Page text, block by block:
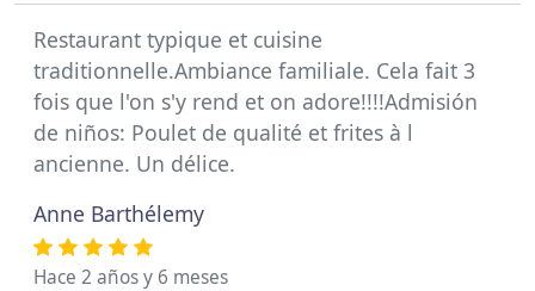
Restaurant typique et cuisine
traditionnelle.Ambiance familiale. Cela fait 3
fois que l'on s'y rend et on adore!!!!Admisión
de niños: Poulet de qualité et frites à l
ancienne. Un délice.
Anne Barthélemy
Hace 2 años y 6 meses